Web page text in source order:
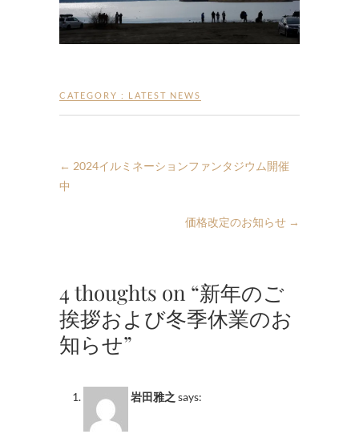
CATEGORY : LATEST NEWS
← 2024イルミネーションファンタジウム開催
中
価格改定のお知らせ →
4 thoughts on “新年のご
挨拶および冬季休業のお
知らせ”
岩田雅之 says: